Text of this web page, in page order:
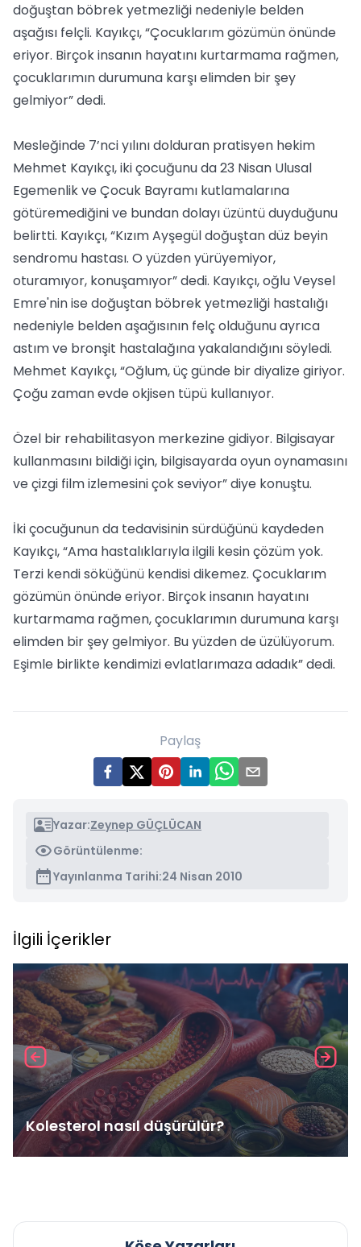
doğuştan böbrek yetmezliği nedeniyle belden
aşağısı felçli. Kayıkçı, “Çocuklarım gözümün önünde
eriyor. Birçok insanın hayatını kurtarmama rağmen,
çocuklarımın durumuna karşı elimden bir şey
gelmiyor” dedi.
Mesleğinde 7’nci yılını dolduran pratisyen hekim
Mehmet Kayıkçı, iki çocuğunu da 23 Nisan Ulusal
Egemenlik ve Çocuk Bayramı kutlamalarına
götüremediğini ve bundan dolayı üzüntü duyduğunu
belirtti. Kayıkçı, “Kızım Ayşegül doğuştan düz beyin
sendromu hastası. O yüzden yürüyemiyor,
oturamıyor, konuşamıyor” dedi. Kayıkçı, oğlu Veysel
Emre'nin ise doğuştan böbrek yetmezliği hastalığı
nedeniyle belden aşağısının felç olduğunu ayrıca
astım ve bronşit hastalağına yakalandığını söyledi.
Mehmet Kayıkçı, “Oğlum, üç günde bir diyalize giriyor.
Çoğu zaman evde okjisen tüpü kullanıyor.
Özel bir rehabilitasyon merkezine gidiyor. Bilgisayar
kullanmasını bildiği için, bilgisayarda oyun oynamasını
ve çizgi film izlemesini çok seviyor” diye konuştu.
İki çocuğunun da tedavisinin sürdüğünü kaydeden
Kayıkçı, “Ama hastalıklarıyla ilgili kesin çözüm yok.
Terzi kendi söküğünü kendisi dikemez. Çocuklarım
gözümün önünde eriyor. Birçok insanın hayatını
kurtarmama rağmen, çocuklarımın durumuna karşı
elimden bir şey gelmiyor. Bu yüzden de üzülüyorum.
Eşimle birlikte kendimizi evlatlarımaza adadık” dedi.
Paylaş
Yazar:Zeynep GÜÇLÜCAN
Görüntülenme:
Yayınlanma Tarihi:24 Nisan 2010
İlgili İçerikler
Kolesterol nasıl düşürülür?